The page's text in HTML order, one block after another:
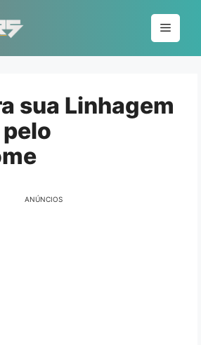
Menu
sua Linhagem
ANÚNCIOS